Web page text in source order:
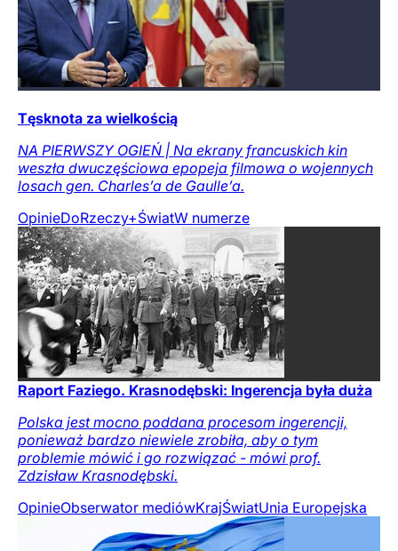
Tęsknota za wielkością
NA PIERWSZY OGIEŃ | Na ekrany francuskich kin
weszła dwuczęściowa epopeja filmowa o wojennych
losach gen. Charles’a de Gaulle’a.
OpinieDoRzeczy+ŚwiatW numerze
Raport Faziego. Krasnodębski: Ingerencja była duża
Polska jest mocno poddana procesom ingerencji,
ponieważ bardzo niewiele zrobiła, aby o tym
problemie mówić i go rozwiązać - mówi prof.
Zdzisław Krasnodębski.
OpinieObserwator mediówKrajŚwiatUnia Europejska